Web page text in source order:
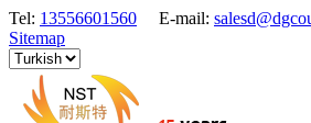
Tel: 13556601560 E-mail:
Sitemap